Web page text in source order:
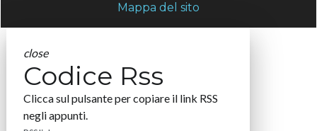
Mappa del sito
close
Codice Rss
Clicca sul pulsante per copiare il link RSS
negli appunti.